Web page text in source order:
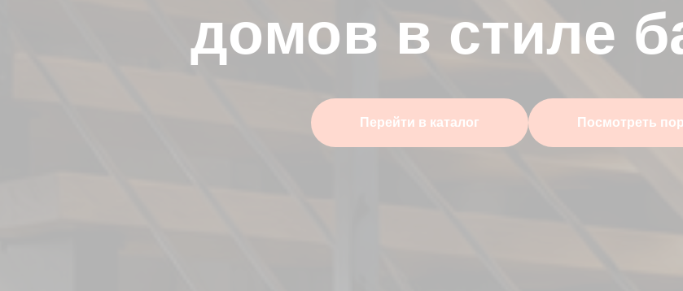
домов в стиле
Перейти в каталог Посмотреть